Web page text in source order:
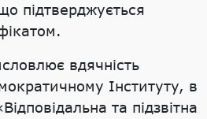
підтверджується
вдячність
Інституту, в
та підзвітна